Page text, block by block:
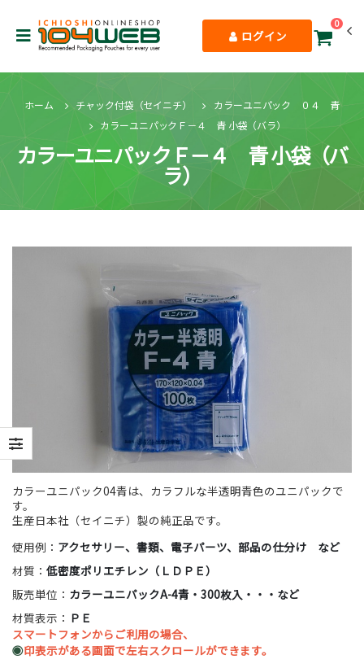
ログイン
0
ホーム チャック付袋（セイニチ）
カラーユニパック ０４ 青
カラーユニパックＦ－４ 青 小袋（バラ）
カラーユニパックＦ－４ 青 小袋（バ
ラ）
カラーユニパック04青は、カラフルな半透明青色のユニパックで
す。
生産日本社（セイニチ）製の純正品です。
使用例： アクセサリー、書類、電子パーツ、部品の仕分け など
材質：低密度ポリエチレン（ＬＤＰＥ）
販売単位： カラーユニパックA-4青・300枚入・・・など
材質表示： ＰＥ
スマートフォンからご利用の場合、
◉印表示がある画面で左右スクロールができます。